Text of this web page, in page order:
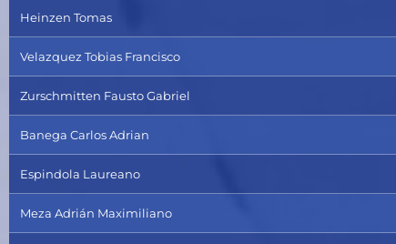
Heinzen Tomas
Velazquez Tobias Francisco
Zurschmitten Fausto Gabriel
Banega Carlos Adrian
Espindola Laureano
Meza Adrián Maximiliano